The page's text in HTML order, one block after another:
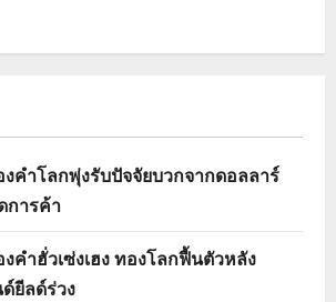
คำโลกพุ่งรับปัจจัยบวกจากดอลลาร์
การค้า
คำฮั่วเซ่งเฮง ทองโลกฟื้นตัวหลัง
ยีลด์ร่วง